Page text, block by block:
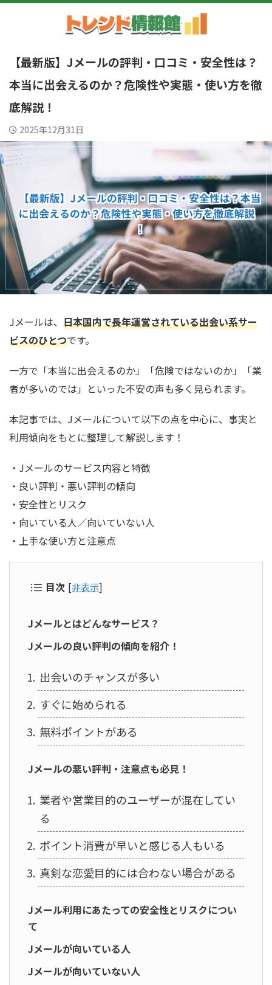
【最新版】Jメールの評判・口コミ・安全性は？
本当に出会えるのか？危険性や実態・使い方を徹
底解説！
2025年12月31日
Jメールは、 日本国内で長年運営されている出会い系サー
ビスのひとつです。
一方で「本当に出会えるのか」「危険ではないのか」「業
者が多いのでは」といった不安の声も多く見られます。
本記事では、Jメールについて以下の点を中心に、事実と
利用傾向をもとに整理して解説します！
・Jメールのサービス内容と特徴
・良い評判・悪い評判の傾向
・安全性とリスク
・向いている人／向いていない人
・上手な使い方と注意点
目次 [非表示]
Jメールとはどんなサービス？
Jメールの良い評判の傾向を紹介！
出会いのチャンスが多い
すぐに始められる
無料ポイントがある
Jメールの悪い評判・注意点も必見！
業者や営業目的のユーザーが混在してい
る
ポイント消費が早いと感じる人もいる
真剣な恋愛目的には合わない場合がある
Jメール利用にあたっての安全性とリスクについ
て
Jメールが向いている人
Jメールが向いていない人